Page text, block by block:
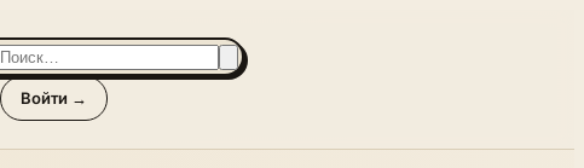
Войти →